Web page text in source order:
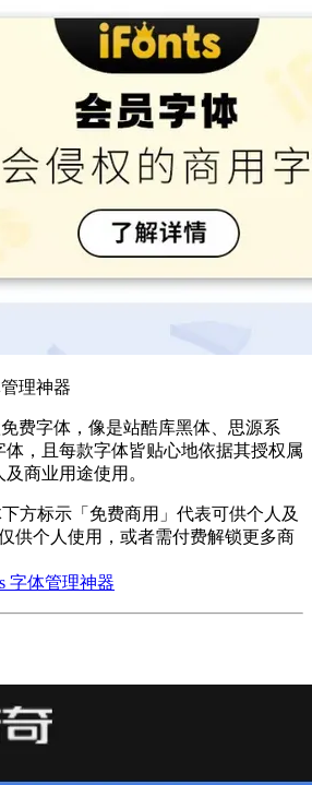
理神器
费字体，像是站酷库黑体、思源系
，且每款字体皆贴心地依据其授权属
商业用途使用。
方标示「免费商用」代表可供个人及
供个人使用，或者需付费解锁更多商
字体管理神器